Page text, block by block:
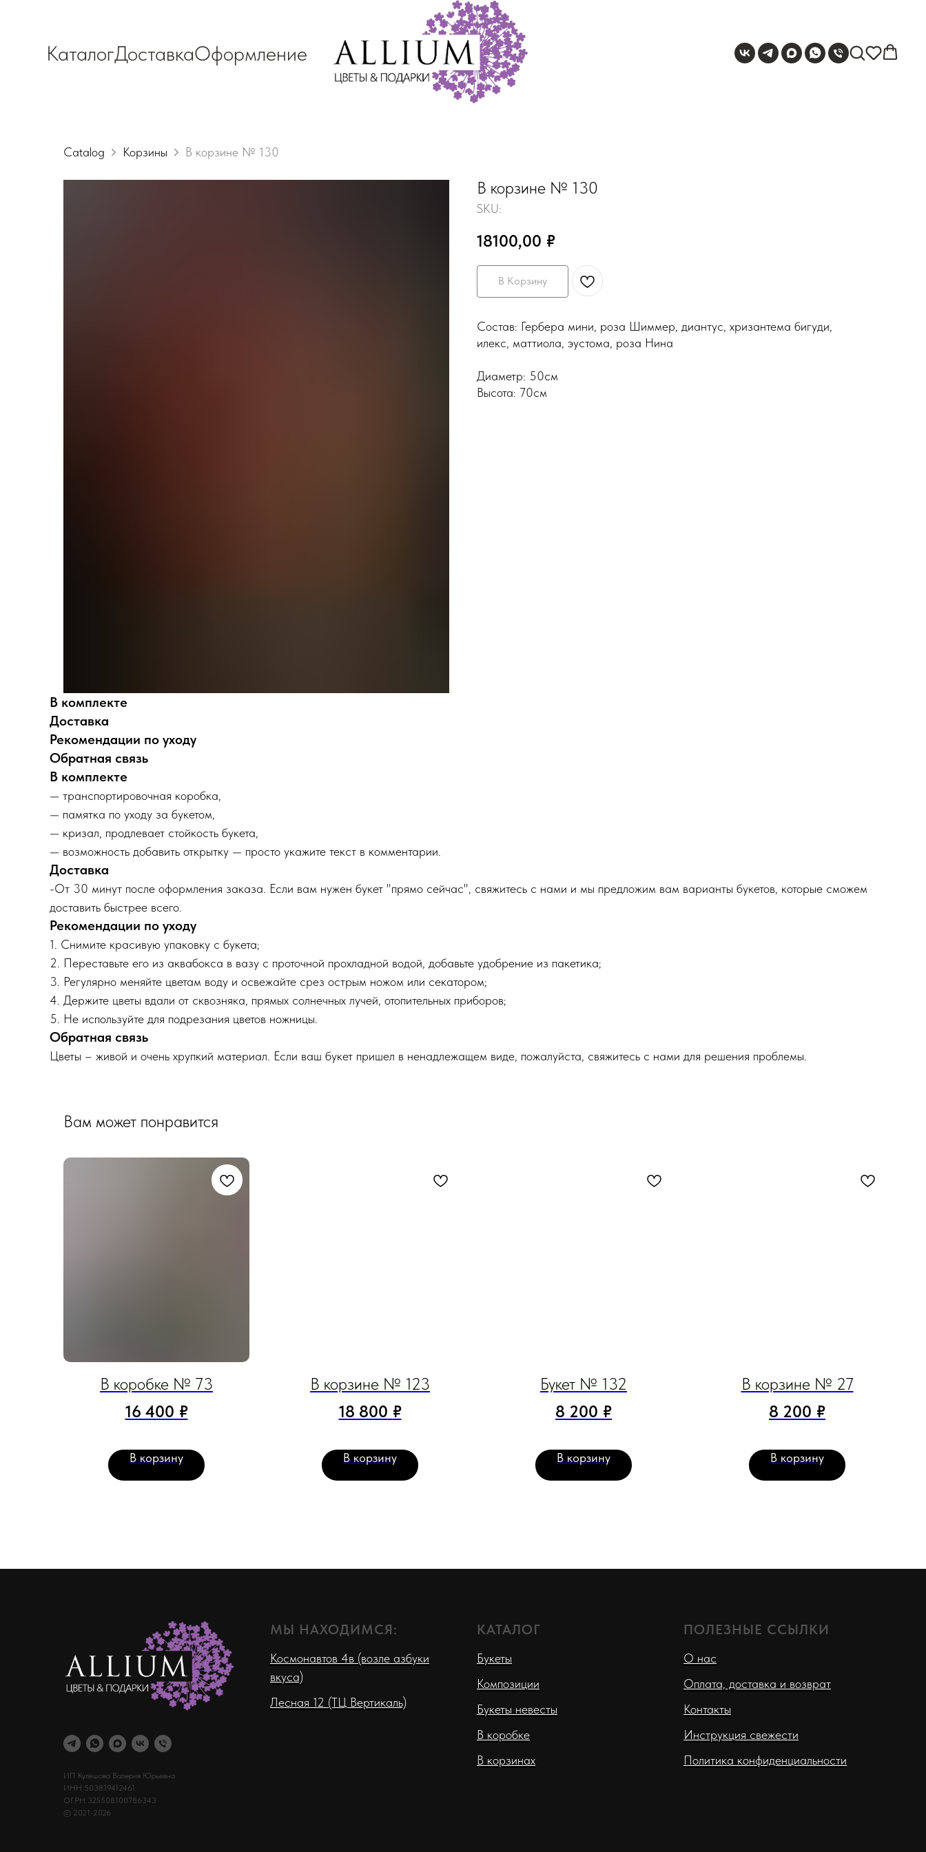
КаталогДоставкаОформление
Catalog Корзины В корзине № 130
В корзине № 130
SKU:
18100,00 ₽
В Корзину
Состав: Гербера мини, роза Шиммер, диантус, хризантема бигуди,
илекс, маттиола, эустома, роза Нина
Диаметр: 50см
Высота: 70см
В комплекте
Доставка
Рекомендации по уходу
Обратная связь
В комплекте
— транспортировочная коробка,
— памятка по уходу за букетом,
— кризал, продлевает стойкость букета,
— возможность добавить открытку — просто укажите текст в комментарии.
Доставка
-От 30 минут после оформления заказа. Если вам нужен букет "прямо сейчас", свяжитесь с нами и мы предложим вам варианты букетов, которые сможем
доставить быстрее всего.
Рекомендации по уходу
1. Снимите красивую упаковку с букета;
2. Переставьте его из аквабокса в вазу с проточной прохладной водой, добавьте удобрение из пакетика;
3. Регулярно меняйте цветам воду и освежайте срез острым ножом или секатором;
4. Держите цветы вдали от сквозняка, прямых солнечных лучей, отопительных приборов;
5. Не используйте для подрезания цветов ножницы.
Обратная связь
Цветы – живой и очень хрупкий материал. Если ваш букет пришел в ненадлежащем виде, пожалуйста, свяжитесь с нами для решения проблемы.
Вам может понравится
В коробке № 73
16 400 ₽
В корзину
В корзине № 123
18 800 ₽
В корзину
Букет № 132
8 200 ₽
В корзину
В корзине № 27
8 200 ₽
В корзину
ИП Кулешова Валерия Юрьевна
ИНН 503819412461
ОГРН 325508100786343
© 2021-2026
МЫ НАХОДИМСЯ:
Космонавтов 4в (возле азбуки
вкуса)
Лесная 12 (ТЦ Вертикаль)
КАТАЛОГ
Букеты
Композиции
Букеты невесты
В коробке
В корзинах
ПОЛЕЗНЫЕ ССЫЛКИ
О нас
Оплата, доставка и возврат
Контакты
Инструкция свежести
Политика конфиденциальности